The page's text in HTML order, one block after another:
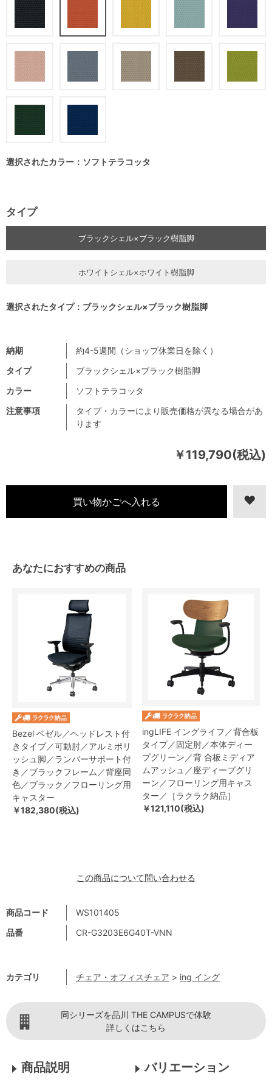
￥119,790(税込)
商品コード
WS101405
品番
CR-G3203E6G40T-VNN
カテゴリ チェア・オフィスチェア > ing イング
注意事項
タイプ・カラーにより販売価格が異なる場合があ
ります
納期
約4-5週間（ショップ休業日を除く）
タイプ
ブラックシェル×ブラック樹脂脚
カラー
ソフトテラコッタ
選択されたカラー：ソフトテラコッタ
タイプ
ブラックシェル×ブラック樹脂脚
ホワイトシェル×ホワイト樹脂脚
選択されたタイプ：ブラックシェル×ブラック樹脂脚
あなたにおすすめの商品
Bezel ベゼル／ヘッドレスト付
きタイプ／可動肘／アルミポリ
ッシュ脚／ランバーサポート付
き／ブラックフレーム／背座同
色／ブラック／フローリング用
キャスター
￥182,380(税込)
ingLIFE イングライフ／背合板
タイプ／固定肘／本体ディー
プグリーン／背 合板ミディア
ムアッシュ／座ディープグリ
ーン／フローリング用キャス
ター／［ラクラク納品］
￥121,110(税込)
この商品について問い合わせる
同シリーズを品川 THE CAMPUSで体験
詳しくはこちら
商品説明 バリエーション